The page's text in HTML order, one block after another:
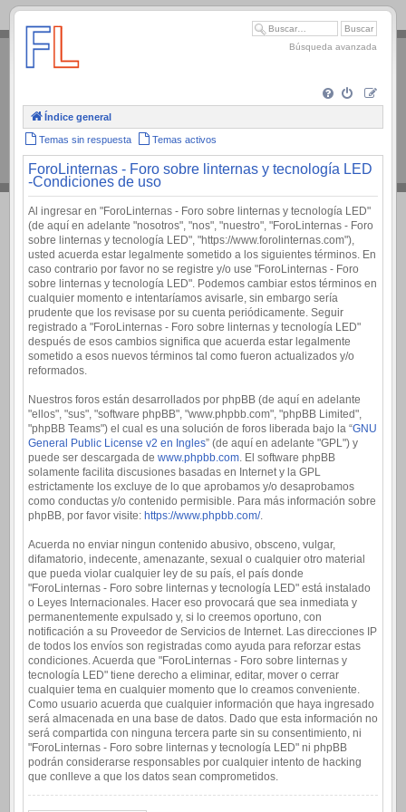
.
Búsqueda avanzada
Índice general
Temas sin respuesta Temas activos
ForoLinternas - Foro sobre linternas y tecnología LED
-Condiciones de uso
Al ingresar en "ForoLinternas - Foro sobre linternas y tecnología LED"
(de aquí en adelante "nosotros", "nos", "nuestro", "ForoLinternas - Foro
sobre linternas y tecnología LED", "https://www.forolinternas.com"),
usted acuerda estar legalmente sometido a los siguientes términos. En
caso contrario por favor no se registre y/o use "ForoLinternas - Foro
sobre linternas y tecnología LED". Podemos cambiar estos términos en
cualquier momento e intentaríamos avisarle, sin embargo sería
prudente que los revisase por su cuenta periódicamente. Seguir
registrado a "ForoLinternas - Foro sobre linternas y tecnología LED"
después de esos cambios significa que acuerda estar legalmente
sometido a esos nuevos términos tal como fueron actualizados y/o
reformados.
Nuestros foros están desarrollados por phpBB (de aquí en adelante
"ellos", "sus", "software phpBB", "www.phpbb.com", "phpBB Limited",
"phpBB Teams") el cual es una solución de foros liberada bajo la “GNU
General Public License v2 en Ingles” (de aquí en adelante "GPL") y
puede ser descargada de www.phpbb.com. El software phpBB
solamente facilita discusiones basadas en Internet y la GPL
estrictamente los excluye de lo que aprobamos y/o desaprobamos
como conductas y/o contenido permisible. Para más información sobre
phpBB, por favor visite: https://www.phpbb.com/.
Acuerda no enviar ningun contenido abusivo, obsceno, vulgar,
difamatorio, indecente, amenazante, sexual o cualquier otro material
que pueda violar cualquier ley de su país, el país donde
"ForoLinternas - Foro sobre linternas y tecnología LED" está instalado
o Leyes Internacionales. Hacer eso provocará que sea inmediata y
permanentemente expulsado y, si lo creemos oportuno, con
notificación a su Proveedor de Servicios de Internet. Las direcciones IP
de todos los envíos son registradas como ayuda para reforzar estas
condiciones. Acuerda que "ForoLinternas - Foro sobre linternas y
tecnología LED" tiene derecho a eliminar, editar, mover o cerrar
cualquier tema en cualquier momento que lo creamos conveniente.
Como usuario acuerda que cualquier información que haya ingresado
será almacenada en una base de datos. Dado que esta información no
será compartida con ninguna tercera parte sin su consentimiento, ni
"ForoLinternas - Foro sobre linternas y tecnología LED" ni phpBB
podrán considerarse responsables por cualquier intento de hacking
que conlleve a que los datos sean comprometidos.